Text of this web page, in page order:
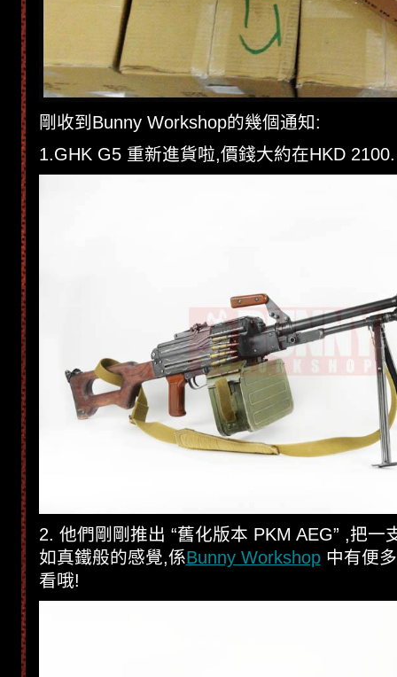
剛收到Bunny Workshop的幾個通知:
1.GHK G5 重新進貨啦,價錢大約在HKD 2100.
2. 他們剛剛推出 “舊化版本 PKM AEG” ,把一
如真鐵般的感覺,係Bunny Workshop中有便
看哦!